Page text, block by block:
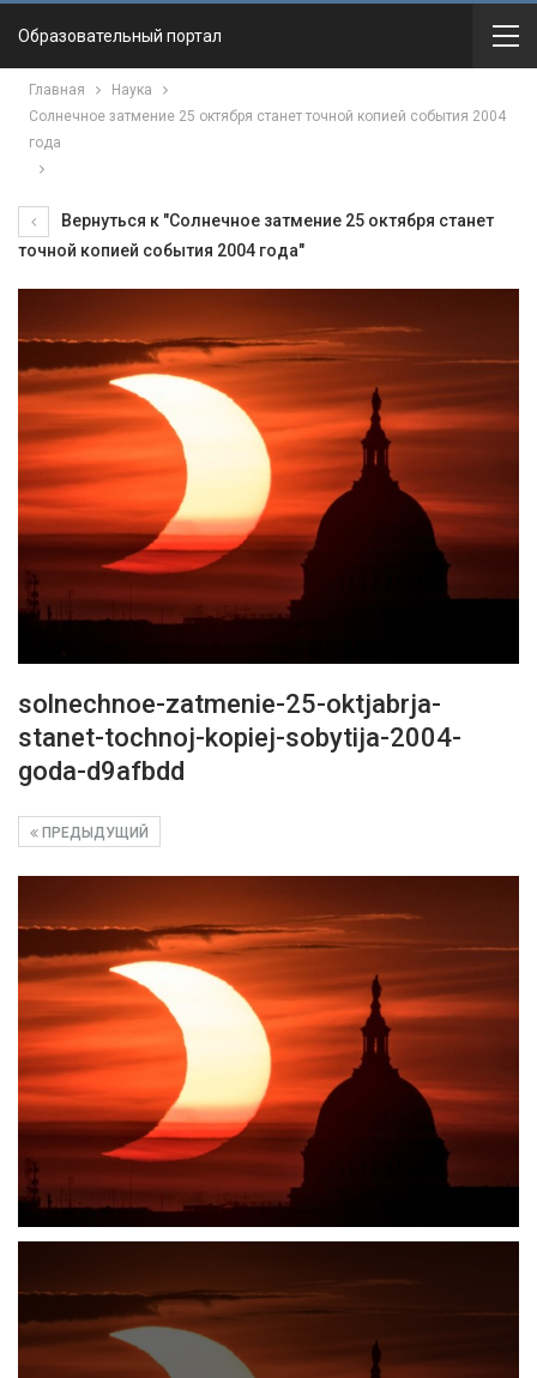
Образовательный портал
Главная
Наука
Солнечное затмение 25 октября станет точной копией события 2004
года
Вернуться к "Солнечное затмение 25 октября станет
точной копией события 2004 года"
solnechnoe-zatmenie-25-oktjabrja-
stanet-tochnoj-kopiej-sobytija-2004-
goda-d9afbdd
ПРЕДЫДУЩИЙ